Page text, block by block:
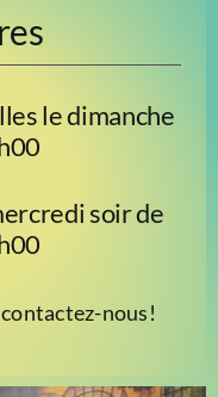
le dimanche
soir de
nous!